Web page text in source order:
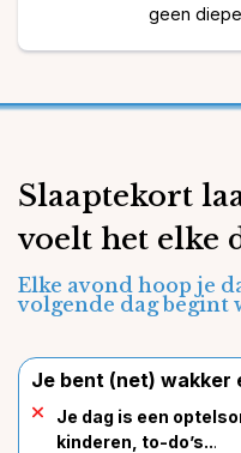
geen
Slaaptekort
voelt het elke
Elke avond hoop je
volgende dag begint
Je bent (net) wakker
Je dag is een
kinderen, to-do’s...